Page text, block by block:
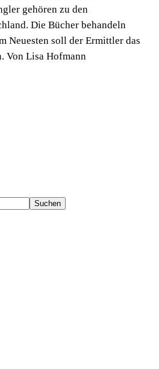
gehören zu den
Die Bücher behandeln
Neuesten soll der Ermittler das
Von Lisa Hofmann
Suchen